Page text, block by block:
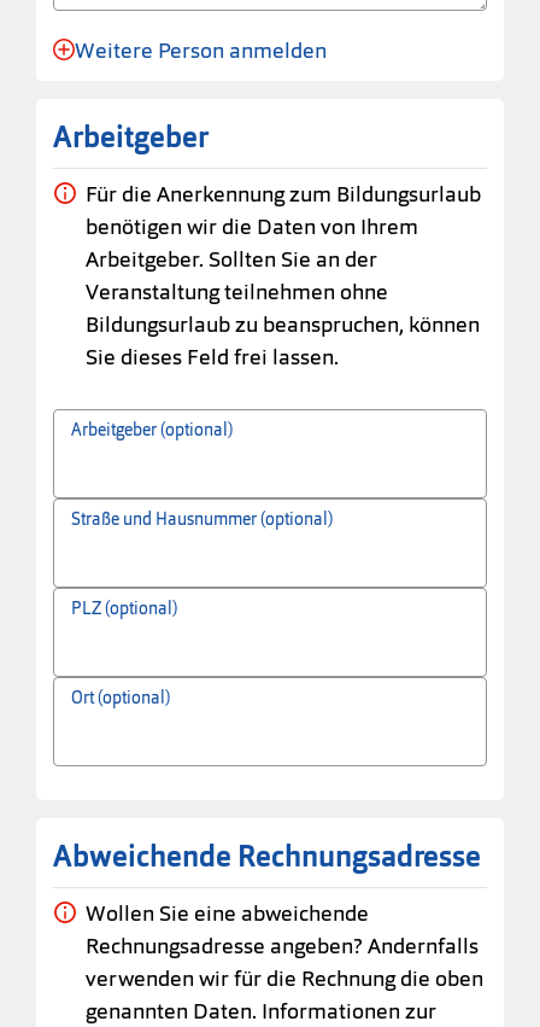
Anmeldung für eine Person angelegt.
Weitere Person anmelden
Arbeitgeber
Für die Anerkennung zum Bildungsurlaub
benötigen wir die Daten von Ihrem
Arbeitgeber. Sollten Sie an der
Veranstaltung teilnehmen ohne
Bildungsurlaub zu beanspruchen, können
Sie dieses Feld frei lassen.
Arbeitgeber (optional)
Straße und Hausnummer (optional)
PLZ (optional)
Ort (optional)
Abweichende Rechnungsadresse
Wollen Sie eine abweichende
Rechnungsadresse angeben? Andernfalls
verwenden wir für die Rechnung die oben
genannten Daten. Informationen zur